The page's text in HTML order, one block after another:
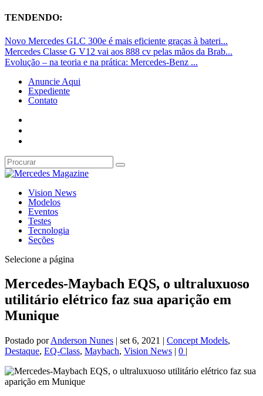
TENDENDO:
Novo Mercedes GLC 300e é mais eficiente graças à bateri...
Mercedes Classe G V12 vai aos 888 cv pelas mãos da Brab...
Evolução – na teoria e na prática: Mercedes-Benz ...
Anuncie Aqui
Expediente
Contato
Vision News
Modelos
Eventos
Testes
Tecnologia
Seções
Selecione a página
Mercedes-Maybach EQS, o ultraluxuoso
utilitário elétrico faz sua aparição em
Munique
Postado porAnderson Nunes | set 6, 2021 | Concept Models,
Destaque, EQ-Class, Maybach, Vision News | 0 |